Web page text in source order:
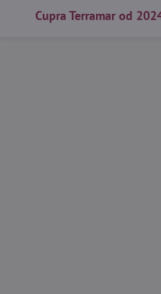
Cupra Terramar od